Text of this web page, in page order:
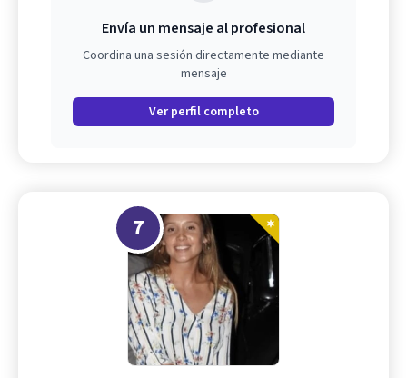
Envía un mensaje al profesional
Coordina una sesión directamente mediante
mensaje
Ver perfil completo
7